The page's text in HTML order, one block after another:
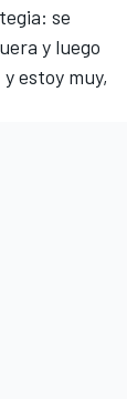
se
y luego
estoy muy,